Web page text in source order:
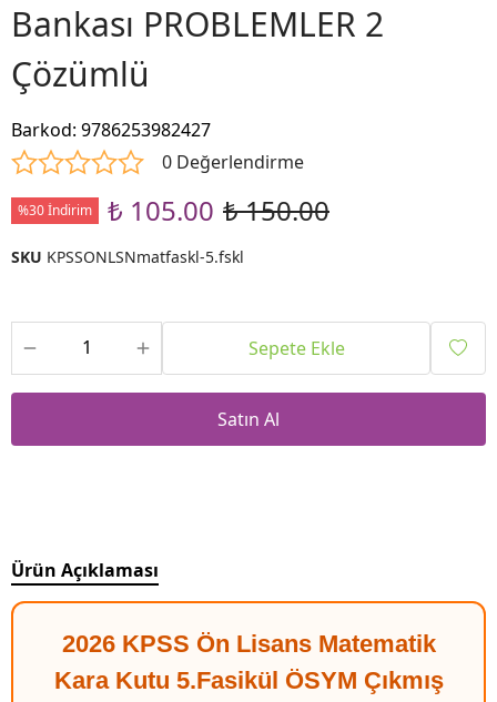
Bankası PROBLEMLER 2
Çözümlü
Barkod: 9786253982427
0 Değerlendirme
%30 İndirim ₺ 105.00 ₺ 150.00
SKU KPSSONLSNmatfaskl-5.fskl
Sepete Ekle
Satın Al
Ürün Açıklaması
2026 KPSS Ön Lisans Matematik
Kara Kutu 5.Fasikül ÖSYM Çıkmış